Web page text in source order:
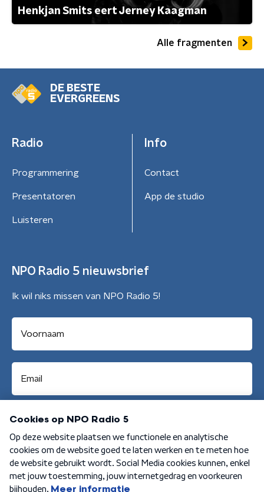
Henkjan Smits eert Jerney Kaagman
Alle fragmenten
DE BESTE
EVERGREENS
Radio
Programmering
Presentatoren
Luisteren
Info
Contact
App de studio
NPO Radio 5 nieuwsbrief
Ik wil niks missen van NPO Radio 5!
Aanmelden
Algemene voorwaarden Privacybeleid